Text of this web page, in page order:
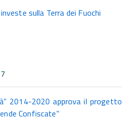
sulla Terra dei Fuochi
2014-2020 approva il progetto
Confiscate"